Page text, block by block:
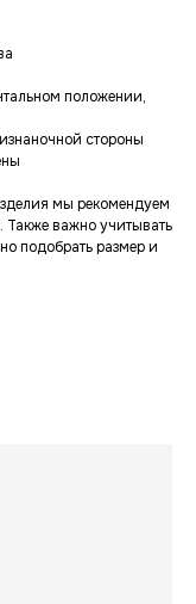
положении,
стороны
мы рекомендуем
Также важно учитывать
подобрать размер и